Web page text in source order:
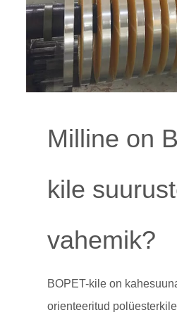
Milline on
kile
vahemik?
BOPET-kile on
orienteeritud